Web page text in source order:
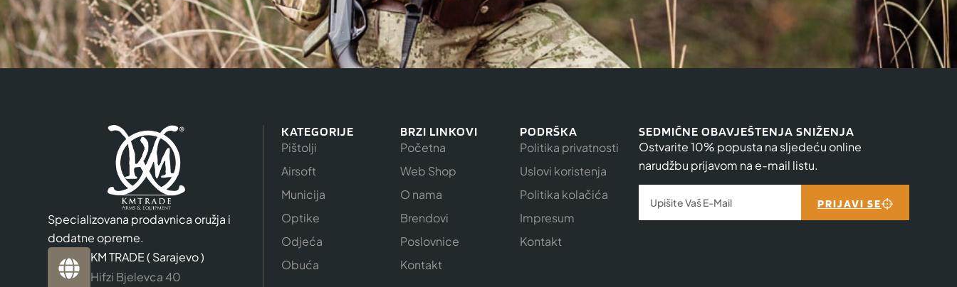
Specializovana prodavnica oružja i
dodatne opreme.
KM TRADE ( Sarajevo )
Hifzi Bjelevca 40
KATEGORIJE
Pištolji
Airsoft
Municija
Optike
Odjeća
Obuća
BRZI LINKOVI
Početna
Web Shop
O nama
Brendovi
Poslovnice
Kontakt
PODRŠKA
Politika privatnosti
Uslovi koristenja
Politika kolačića
Impresum
Kontakt
SEDMIČNE OBAVJEŠTENJA SNIŽENJA
Ostvarite 10% popusta na sljedeću online
narudžbu prijavom na e-mail listu.
PRIJAVI SE